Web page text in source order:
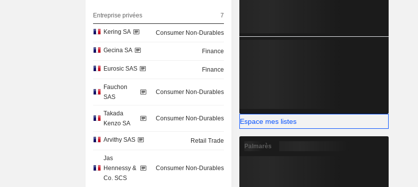
Entreprise privées 7
Kering SA Consumer Non-Durables
Gecina SA Finance
Eurosic SAS Finance
Fauchon
SAS
Consumer Non-Durables
Takada
Kenzo SA
Consumer Non-Durables
Arvithy SAS Retail Trade
Jas
Hennessy &
Co. SCS
Consumer Non-Durables
Espace mes listes
Palmarès